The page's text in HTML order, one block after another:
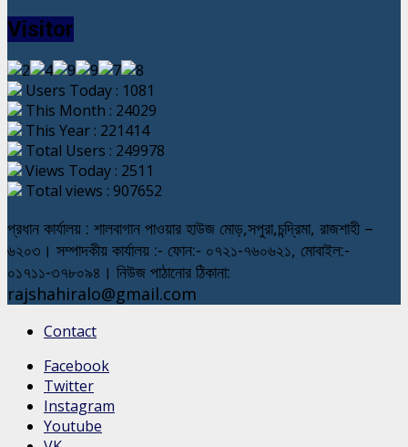
Visitor
Users Today : 1081
This Month : 24029
This Year : 221414
Total Users : 249978
Views Today : 2511
Total views : 907652
প্রধান কার্যালয় : শালবাগান পাওয়ার হাউজ মোড়,সপুরা,চন্দ্রিমা, রাজশাহী –
৬২০৩। সম্পাদকীয় কার্যালয় :- ফোন:- ০৭২১-৭৬০৬২১, মোবাইল:-
০১৭১১-৩৭৮০৯৪। নিউজ পাঠানোর ঠিকানা:
rajshahiralo@gmail.com
Contact
Facebook
Twitter
Instagram
Youtube